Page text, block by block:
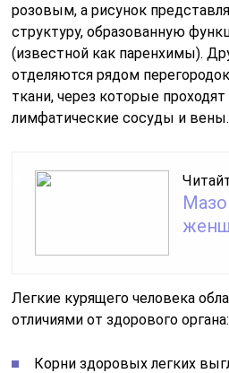
розовым, а рисунок
структуру, образованную
(известной как паренхимы).
отделяются рядом
ткани, через которые
лимфатические сосуды и вены.
Легкие курящего человека
отличиями от здорового органа:
Корни здоровых легких